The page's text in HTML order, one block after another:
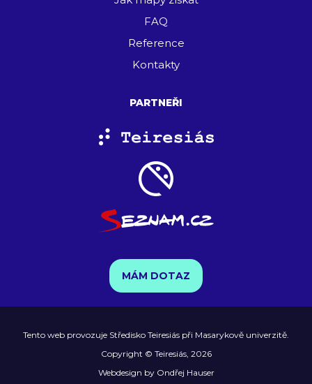
FAQ
Reference
Kontakty
PARTNEŘI
MÁM DOTAZ
Tento web provozuje Středisko Teiresiás při Masarykově univerzitě.
Copyright © Teiresiás, 2026
Webdesign by Ondřej Hauser